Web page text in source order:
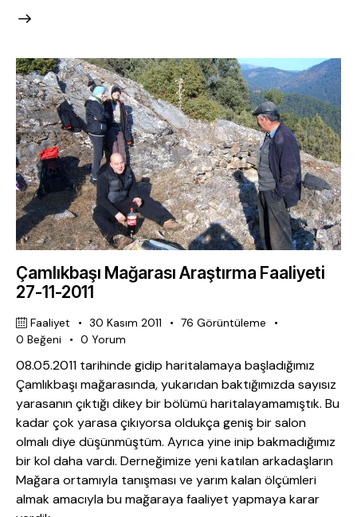
Çamlıkbaşı Mağarası Araştırma Faaliyeti
27-11-2011
Faaliyet 30 Kasım 2011 76 Görüntüleme
0 Beğeni 0 Yorum
08.05.2011 tarihinde gidip haritalamaya başladığımız
Çamlıkbaşı mağarasında, yukarıdan baktığımızda sayısız
yarasanın çıktığı dikey bir bölümü haritalayamamıştık. Bu
kadar çok yarasa çıkıyorsa oldukça geniş bir salon
olmalı diye düşünmüştüm. Ayrıca yine inip bakmadığımız
bir kol daha vardı. Derneğimize yeni katılan arkadaşların
Mağara ortamıyla tanışması ve yarım kalan ölçümleri
almak amacıyla bu mağaraya faaliyet yapmaya karar